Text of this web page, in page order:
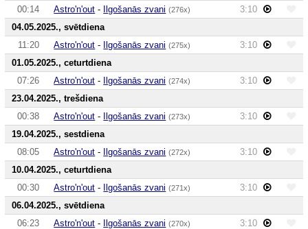
00:14
Astro'n'out - Ilgošanās zvani (276x)
3:10
04.05.2025., svētdiena
11:20
Astro'n'out - Ilgošanās zvani (275x)
3:10
01.05.2025., ceturtdiena
07:26
Astro'n'out - Ilgošanās zvani (274x)
3:10
23.04.2025., trešdiena
00:38
Astro'n'out - Ilgošanās zvani (273x)
3:10
19.04.2025., sestdiena
08:05
Astro'n'out - Ilgošanās zvani (272x)
3:10
10.04.2025., ceturtdiena
00:30
Astro'n'out - Ilgošanās zvani (271x)
3:10
06.04.2025., svētdiena
06:23
Astro'n'out - Ilgošanās zvani (270x)
3:10